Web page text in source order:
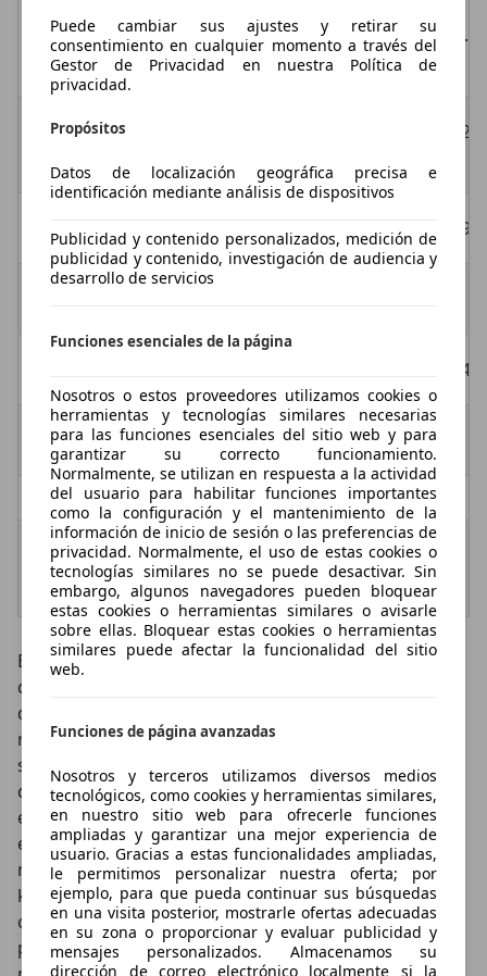
Puede cambiar sus ajustes y retirar su
consentimiento en cualquier momento a través del
Gestor de Privacidad en nuestra Política de
privacidad.
Propósitos
Datos de localización geográfica precisa e
identificación mediante análisis de dispositivos
Publicidad y contenido personalizados, medición de
publicidad y contenido, investigación de audiencia y
desarrollo de servicios
Funciones esenciales de la página
Nosotros o estos proveedores utilizamos cookies o
herramientas y tecnologías similares necesarias
para las funciones esenciales del sitio web y para
garantizar su correcto funcionamiento.
Normalmente, se utilizan en respuesta a la actividad
del usuario para habilitar funciones importantes
como la configuración y el mantenimiento de la
información de inicio de sesión o las preferencias de
privacidad. Normalmente, el uso de estas cookies o
tecnologías similares no se puede desactivar. Sin
embargo, algunos navegadores pueden bloquear
estas cookies o herramientas similares o avisarle
sobre ellas. Bloquear estas cookies o herramientas
similares puede afectar la funcionalidad del sitio
web.
Funciones de página avanzadas
Nosotros y terceros utilizamos diversos medios
tecnológicos, como cookies y herramientas similares,
en nuestro sitio web para ofrecerle funciones
ampliadas y garantizar una mejor experiencia de
usuario. Gracias a estas funcionalidades ampliadas,
le permitimos personalizar nuestra oferta; por
ejemplo, para que pueda continuar sus búsquedas
en una visita posterior, mostrarle ofertas adecuadas
en su zona o proporcionar y evaluar publicidad y
mensajes personalizados. Almacenamos su
dirección de correo electrónico localmente si la
Recuperación 80-100
km/h (s) en 4ª
N.D.
Capacidad depósito
82
Velocidad máxima 196
Equipamiento extra
Más datosMenos
datos
En este apartado el Murano es probablemente mejor
que el Touareg, que con 400 Nm de par procedentes
de sus seis cilindros deja todo el protagonismo para
recuperar a su cambio de ocho velocidades. Con él
será más frecuente ver bajar las marchas de dos en
dos o de tres en tres dependiendo de la presión
ejercida sobre el acelerador. La ventaja de este cambio
es que una vez alcanzada la velocidad de crucero
mantiene un régimen de vueltas muy bajo (1.600 a 140
km/h), con el que el silencio es casi absoluto y la
calidad de rodadura excelente. El Tiptronic, por otra
parte, es más rápido y ágil en aceleraciones desde